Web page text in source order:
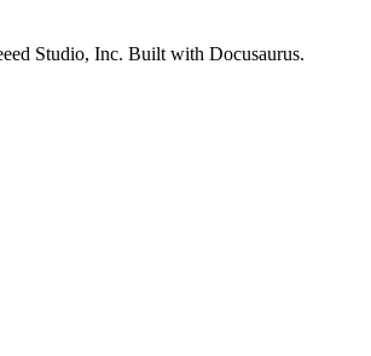
Studio, Inc. Built with Docusaurus.